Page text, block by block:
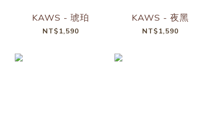
KAWS - 琥珀
NT$1,590
KAWS - 夜黑
NT$1,590